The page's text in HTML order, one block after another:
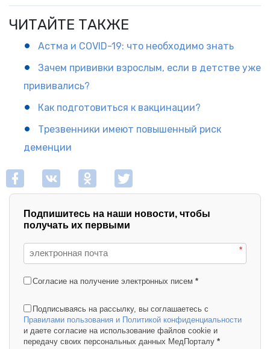
ЧИТАЙТЕ ТАКЖЕ
Астма и COVID-19: что необходимо знать
Зачем прививки взрослым, если в детстве уже
прививались?
Как подготовиться к вакцинации?
Трезвенники имеют повышенный риск
деменции
Подпишитесь на наши новости, чтобы
получать их первыми
*
Согласие на получение электронных писем *
Подписываясь на рассылку, вы соглашаетесь с
Правилами пользования и Политикой конфиденциальности
и даете согласие на использование файлов cookie и
передачу своих персональных данных МедПорталу *